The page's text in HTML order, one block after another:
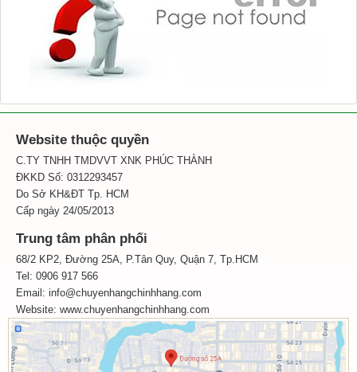
Website thuộc quyền
C.TY TNHH TMDVVT XNK PHÚC THÀNH
ĐKKD Số: 0312293457
Do Sở KH&ĐT Tp. HCM
Cấp ngày 24/05/2013
Trung tâm phân phối
68/2 KP2, Đường 25A, P.Tân Quy, Quận 7, Tp.HCM
Tel: 0906 917 566
Email: info@chuyenhangchinhhang.com
Website: www.chuyenhangchinhhang.com